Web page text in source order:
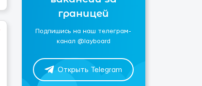
границей
Подпишись на наш телеграм-
канал @layboard
Открыть Telegram